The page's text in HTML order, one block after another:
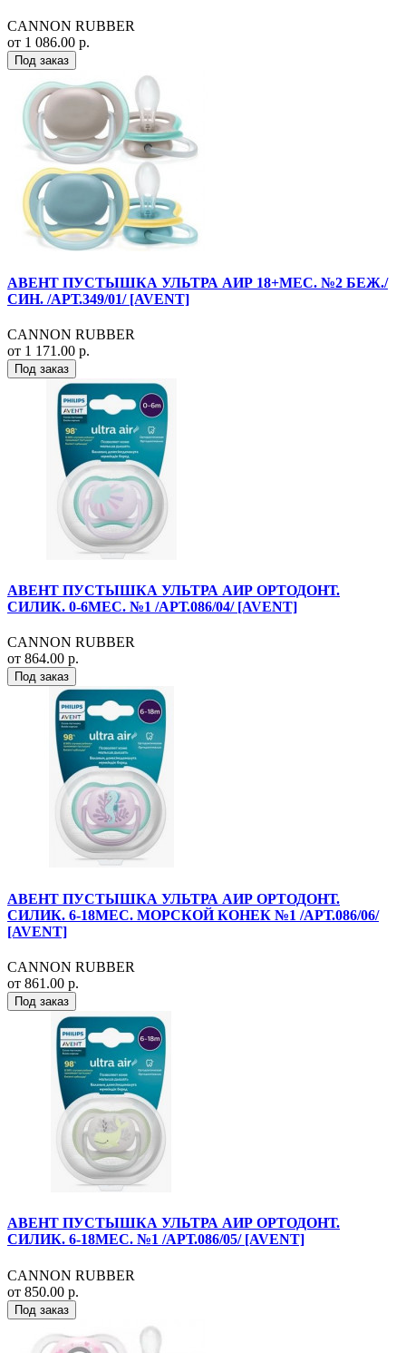
CANNON RUBBER
от 1 086.00 р.
Под заказ
АВЕНТ ПУСТЫШКА УЛЬТРА АИР 18+МЕС. №2 БЕЖ./
СИН. /АРТ.349/01/ [AVENT]
CANNON RUBBER
от 1 171.00 р.
Под заказ
АВЕНТ ПУСТЫШКА УЛЬТРА АИР ОРТОДОНТ.
СИЛИК. 0-6МЕС. №1 /АРТ.086/04/ [AVENT]
CANNON RUBBER
от 864.00 р.
Под заказ
АВЕНТ ПУСТЫШКА УЛЬТРА АИР ОРТОДОНТ.
СИЛИК. 6-18МЕС. МОРСКОЙ КОНЕК №1 /АРТ.086/06/
[AVENT]
CANNON RUBBER
от 861.00 р.
Под заказ
АВЕНТ ПУСТЫШКА УЛЬТРА АИР ОРТОДОНТ.
СИЛИК. 6-18МЕС. №1 /АРТ.086/05/ [AVENT]
CANNON RUBBER
от 850.00 р.
Под заказ